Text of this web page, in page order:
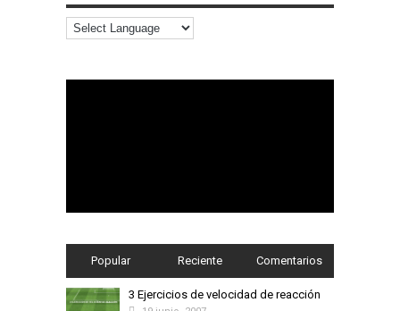
Popular Reciente Comentarios
3 Ejercicios de velocidad de reacción